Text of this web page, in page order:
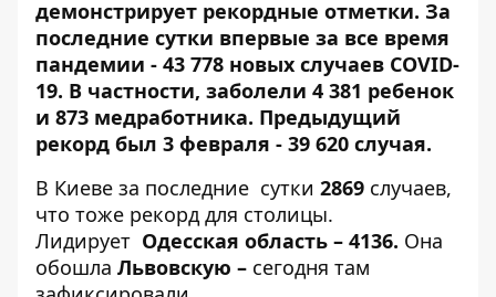
демонстрирует рекордные отметки. За
последние сутки впервые за все время
пандемии - 43 778 новых случаев COVID-
19. В частности, заболели 4 381 ребенок
и 873 медработника. Предыдущий
рекорд был 3 февраля - 39 620 случая.
В Киеве за последние сутки 2869 случаев,
что тоже рекорд для столицы.
Лидирует Одесская область – 4136. Она
обошла Львовскую – сегодня там